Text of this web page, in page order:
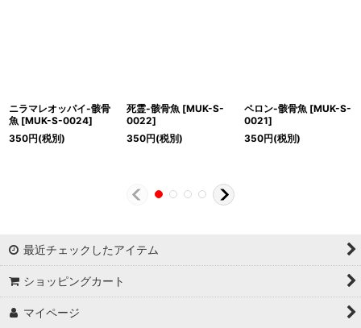
ニラマレオッパイ-骸骨
魚 [MUK-S-0024]
350円(税別)
死霊-骸骨魚 [MUK-S-
0022]
350円(税別)
ペロン-骸骨魚 [MUK-S-
0021]
350円(税別)
最近チェックしたアイテム
ショッピングカート
マイページ